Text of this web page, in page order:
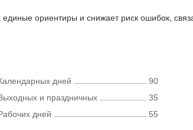
ориентиры и снижает риск ошибок,
дней
90
и праздничных
35
дней
55